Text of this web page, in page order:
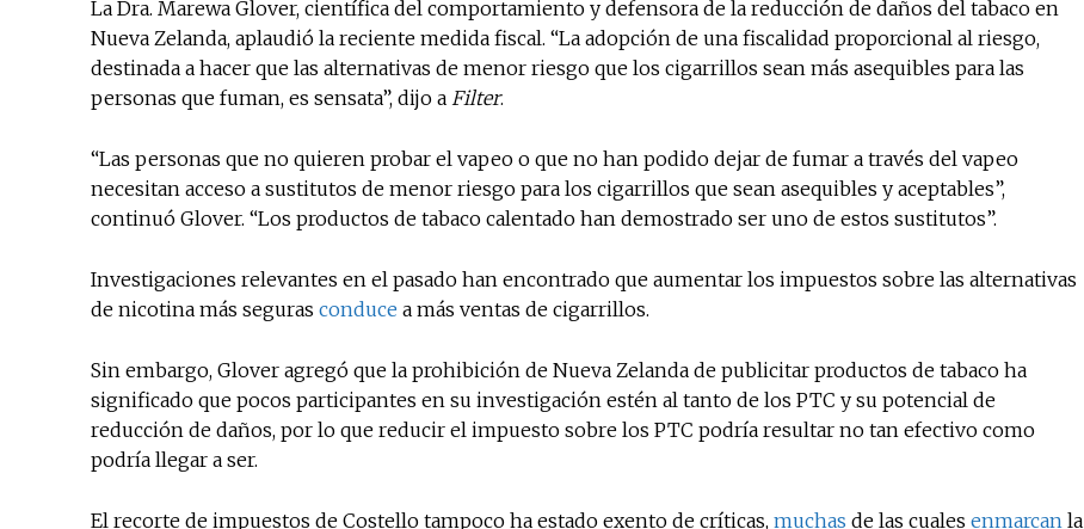
La Dra. Marewa Glover, científica del comportamiento y defensora de la reducción de daños del tabaco en
Nueva Zelanda, aplaudió la reciente medida fiscal. “La adopción de una fiscalidad proporcional al riesgo,
destinada a hacer que las alternativas de menor riesgo que los cigarrillos sean más asequibles para las
personas que fuman, es sensata”, dijo a Filter.
“Las personas que no quieren probar el vapeo o que no han podido dejar de fumar a través del vapeo
necesitan acceso a sustitutos de menor riesgo para los cigarrillos que sean asequibles y aceptables”,
continuó Glover. “Los productos de tabaco calentado han demostrado ser uno de estos sustitutos”.
Investigaciones relevantes en el pasado han encontrado que aumentar los impuestos sobre las alternativas
de nicotina más seguras conduce a más ventas de cigarrillos.
Sin embargo, Glover agregó que la prohibición de Nueva Zelanda de publicitar productos de tabaco ha
significado que pocos participantes en su investigación estén al tanto de los PTC y su potencial de
reducción de daños, por lo que reducir el impuesto sobre los PTC podría resultar no tan efectivo como
podría llegar a ser.
El recorte de impuestos de Costello tampoco ha estado exento de críticas, muchas de las cuales enmarcan la